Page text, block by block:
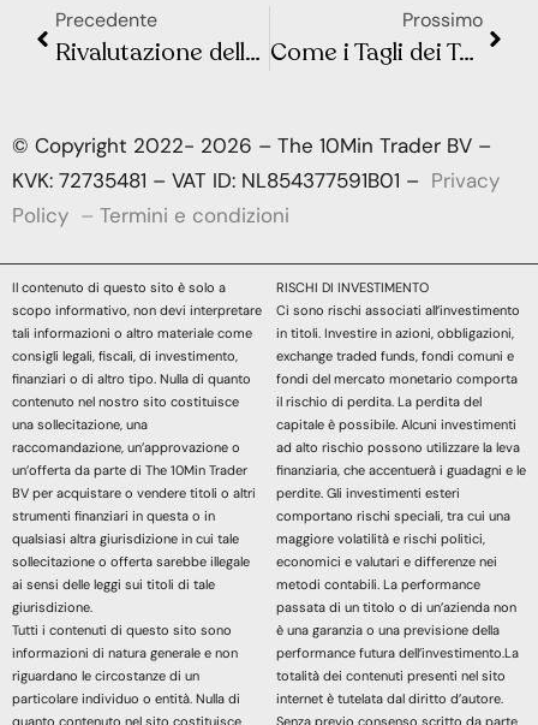
Precedente
Rivalutazione delle Pensioni nel 2025: Tutto Quello che Devi Sapere
Prossimo
Come i Tagli dei Tassi della BCE Stanno Influenzando Mutui, Prestiti e Conti Deposito
© Copyright 2022- 2026 – The 10Min Trader BV –
KVK: 72735481 – VAT ID: NL854377591B01 – Privacy
Policy – Termini e condizioni
Il contenuto di questo sito è solo a
scopo informativo, non devi interpretare
tali informazioni o altro materiale come
consigli legali, fiscali, di investimento,
finanziari o di altro tipo. Nulla di quanto
contenuto nel nostro sito costituisce
una sollecitazione, una
raccomandazione, un’approvazione o
un’offerta da parte di The 10Min Trader
BV per acquistare o vendere titoli o altri
strumenti finanziari in questa o in
qualsiasi altra giurisdizione in cui tale
sollecitazione o offerta sarebbe illegale
ai sensi delle leggi sui titoli di tale
giurisdizione.
Tutti i contenuti di questo sito sono
informazioni di natura generale e non
riguardano le circostanze di un
particolare individuo o entità. Nulla di
quanto contenuto nel sito costituisce
RISCHI DI INVESTIMENTO
Ci sono rischi associati all’investimento
in titoli. Investire in azioni, obbligazioni,
exchange traded funds, fondi comuni e
fondi del mercato monetario comporta
il rischio di perdita. La perdita del
capitale è possibile. Alcuni investimenti
ad alto rischio possono utilizzare la leva
finanziaria, che accentuerà i guadagni e le
perdite. Gli investimenti esteri
comportano rischi speciali, tra cui una
maggiore volatilità e rischi politici,
economici e valutari e differenze nei
metodi contabili. La performance
passata di un titolo o di un’azienda non
è una garanzia o una previsione della
performance futura dell’investimento.La
totalità dei contenuti presenti nel sito
internet è tutelata dal diritto d’autore.
Senza previo consenso scritto da parte